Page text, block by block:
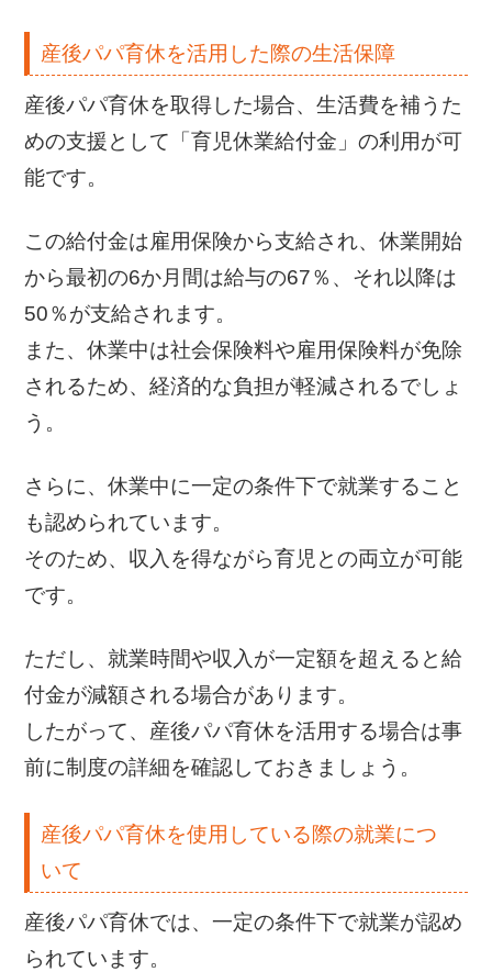
産後パパ育休を活用した際の生活保障
産後パパ育休を取得した場合、生活費を補うた
めの支援として「育児休業給付金」の利用が可
能です。
この給付金は雇用保険から支給され、休業開始
から最初の6か月間は給与の67％、それ以降は
50％が支給されます。
また、休業中は社会保険料や雇用保険料が免除
されるため、経済的な負担が軽減されるでしょ
う。
さらに、休業中に一定の条件下で就業すること
も認められています。
そのため、収入を得ながら育児との両立が可能
です。
ただし、就業時間や収入が一定額を超えると給
付金が減額される場合があります。
したがって、産後パパ育休を活用する場合は事
前に制度の詳細を確認しておきましょう。
産後パパ育休を使用している際の就業につ
いて
産後パパ育休では、一定の条件下で就業が認め
られています。